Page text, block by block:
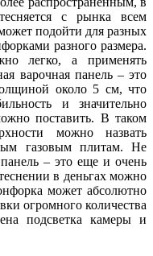
с рынка всем
подойти для разных
разного размера.
легко, а применять
варочная панель – это
около 5 см, что
и значительно
поставить. В таком
можно назвать
газовым плитам. Не
– это еще и очень
в деньгах можно
может абсолютно
огромного количества
подсветка камеры и